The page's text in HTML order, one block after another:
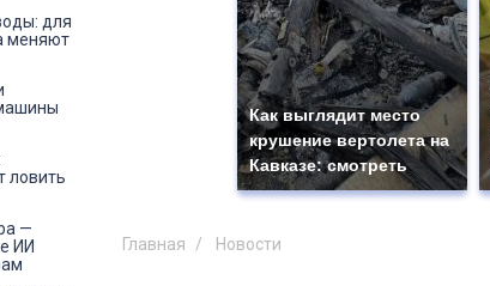
Как выглядит место
крушение вертолета на
Кавказе: смотреть
Главная Новости
для
меняют
ловить
—
ИИ